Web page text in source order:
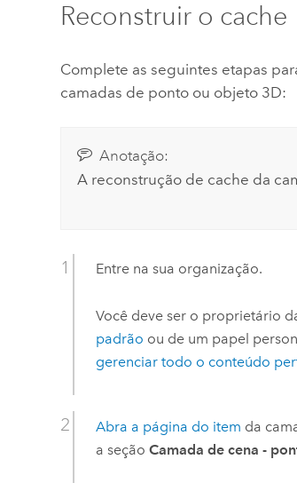
Reconstruir o cache
Complete as seguintes etapas
camadas de ponto ou objeto 3D:
Anotação:
A reconstrução de cache da
Entre na sua organização.
Você deve ser o proprietário
padrão ou de um papel
gerenciar todo o conteúdo
Abra a página do item da
a seçãoCamada de cena -